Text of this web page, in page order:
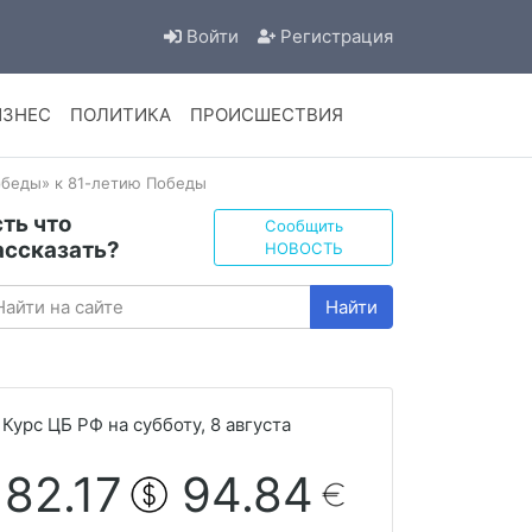
Войти Регистрация
ПОЛИТИКА ПРОИСШЕСТВИЯ
к 81-летию Победы
что
Сообщить
НОВОСТЬ
Найти
Курс ЦБ РФ на субботу, 8 августа
82.17 94.84